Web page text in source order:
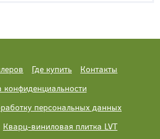
Где купить
Контакты
конфиденциальности
персональных данных
Кварц-виниловая плитка LVT